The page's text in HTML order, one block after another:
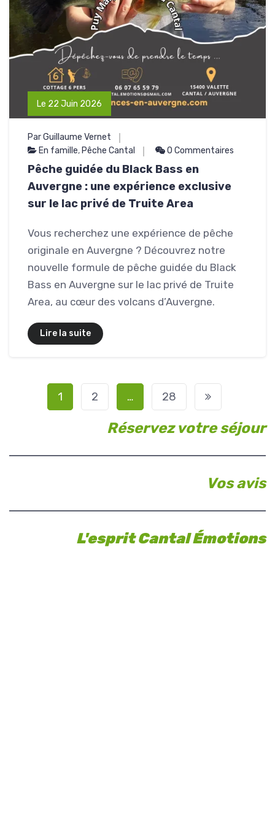
Le 22 Juin 2026
Par Guillaume Vernet
En famille, Pêche Cantal 0 Commentaires
Pêche guidée du Black Bass en
Auvergne : une expérience exclusive
sur le lac privé de Truite Area
Vous recherchez une expérience de pêche
originale en Auvergne ? Découvrez notre
nouvelle formule de pêche guidée du Black
Bass en Auvergne sur le lac privé de Truite
Area, au cœur des volcans d’Auvergne.
Lire la suite
a
1 2 … 28
Réservez votre séjour
Vos avis
L'esprit Cantal Émotions